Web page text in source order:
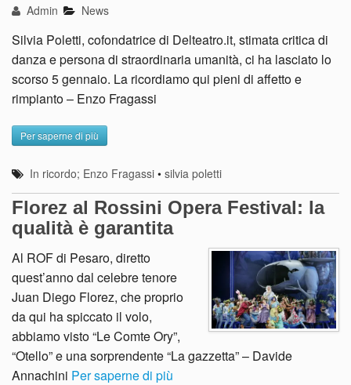
Admin News
Silvia Poletti, cofondatrice di Delteatro.it, stimata critica di
danza e persona di straordinaria umanità, ci ha lasciato lo
scorso 5 gennaio. La ricordiamo qui pieni di affetto e
rimpianto – Enzo Fragassi
Per saperne di più
In ricordo; Enzo Fragassi •silvia poletti
Florez al Rossini Opera Festival: la
qualità è garantita
Al ROF di Pesaro, diretto
quest’anno dal celebre tenore
Juan Diego Florez, che proprio
da qui ha spiccato il volo,
abbiamo visto “Le Comte Ory”,
“Otello” e una sorprendente “La gazzetta” – Davide
Annachini Per saperne di più